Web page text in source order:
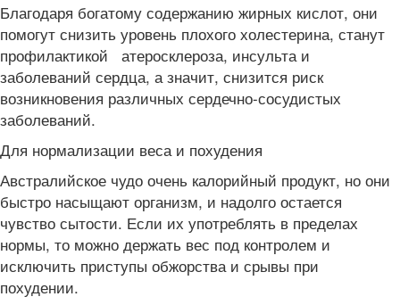
Благодаря богатому содержанию жирных кислот, они
помогут снизить уровень плохого холестерина, станут
профилактикой атеросклероза, инсульта и
заболеваний сердца, а значит, снизится риск
возникновения различных сердечно-сосудистых
заболеваний.
Для нормализации веса и похудения
Австралийское чудо очень калорийный продукт, но они
быстро насыщают организм, и надолго остается
чувство сытости. Если их употреблять в пределах
нормы, то можно держать вес под контролем и
исключить приступы обжорства и срывы при
похудении.